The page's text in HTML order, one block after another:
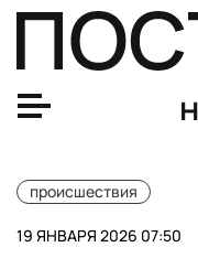
происшествия
19 ЯНВАРЯ 2026 07:50
Экс-глава НИИ